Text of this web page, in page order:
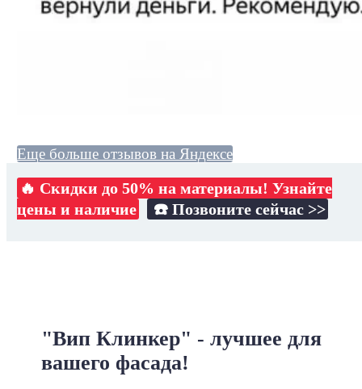
Еще больше отзывов на Яндексе
🔥 Скидки до 50% на материалы! Узнайте
цены и наличие
☎️ Позвоните сейчас >>
"Вип Клинкер" - лучшее для
вашего фасада!